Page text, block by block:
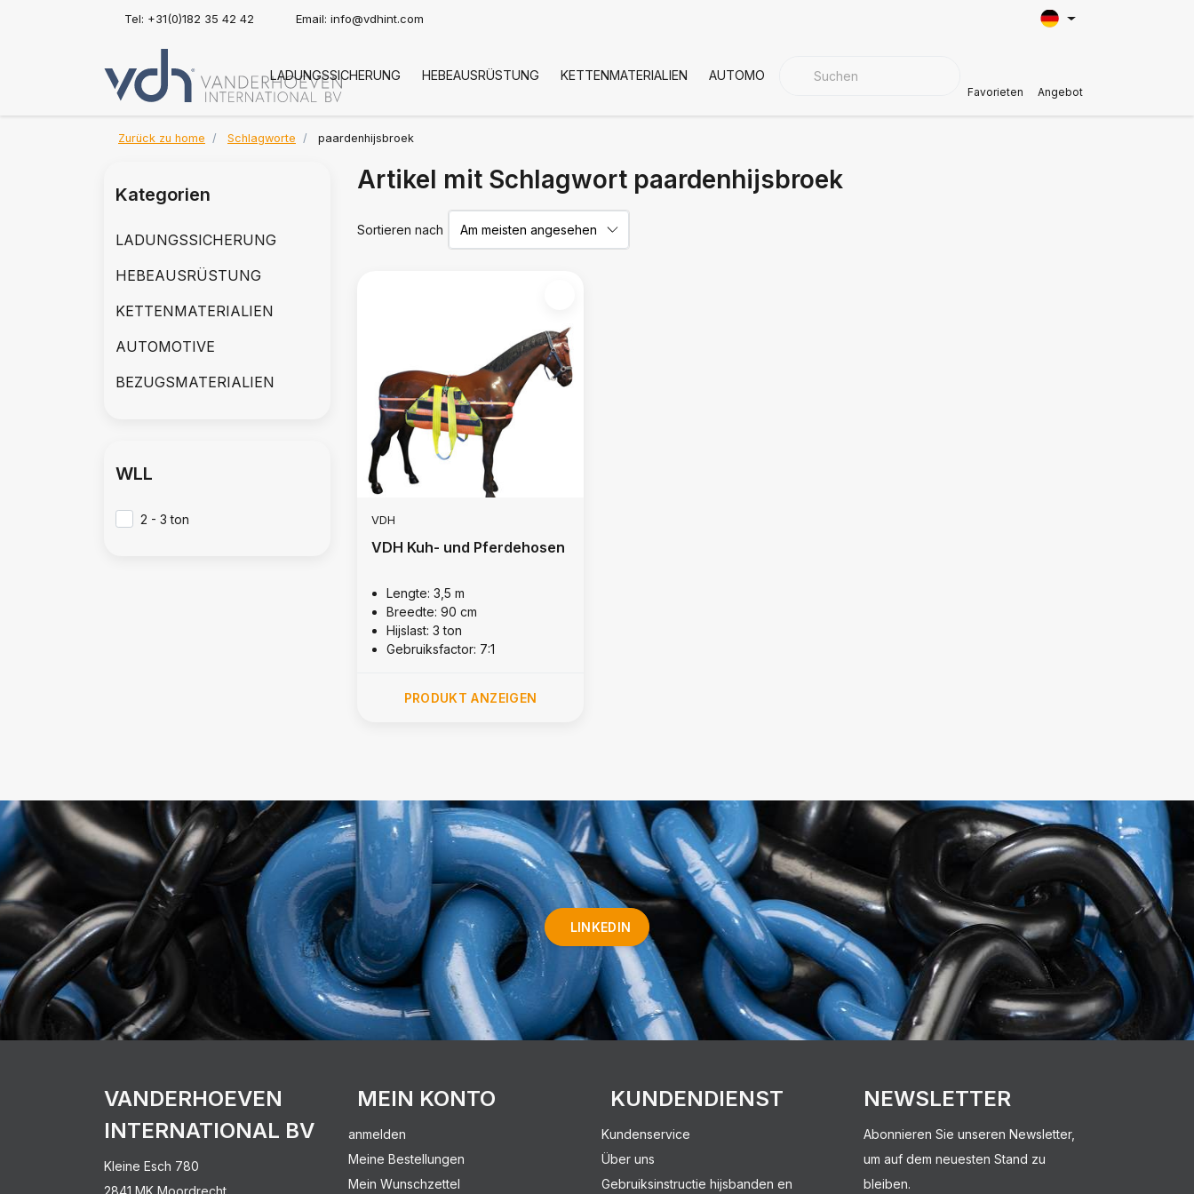
Tel: +31(0)182 35 42 42 Email: info@vdhint.com
LADUNGSSICHERUNG HEBEAUSRÜSTUNG KETTENMATERIALIEN AUTOMOTIVE BEZUGSMATERIALIEN
Favorieten Angebot
Zurück zu home Schlagworte paardenhijsbroek
Artikel mit Schlagwort paardenhijsbroek
Sortieren nach
VDH
VDH Kuh- und Pferdehosen
Lengte: 3,5 m
Breedte: 90 cm
Hijslast: 3 ton
Gebruiksfactor: 7:1
PRODUKT ANZEIGEN
Kategorien
LADUNGSSICHERUNG
HEBEAUSRÜSTUNG
KETTENMATERIALIEN
AUTOMOTIVE
BEZUGSMATERIALIEN
WLL
2 - 3 ton
LINKEDIN
VANDERHOEVEN
INTERNATIONAL BV
Kleine Esch 780
2841 MK Moordrecht
MEIN KONTO
anmelden
Meine Bestellungen
Mein Wunschzettel
KUNDENDIENST
Kundenservice
Über uns
Gebruiksinstructie hijsbanden en
NEWSLETTER
Abonnieren Sie unseren Newsletter,
um auf dem neuesten Stand zu
bleiben.